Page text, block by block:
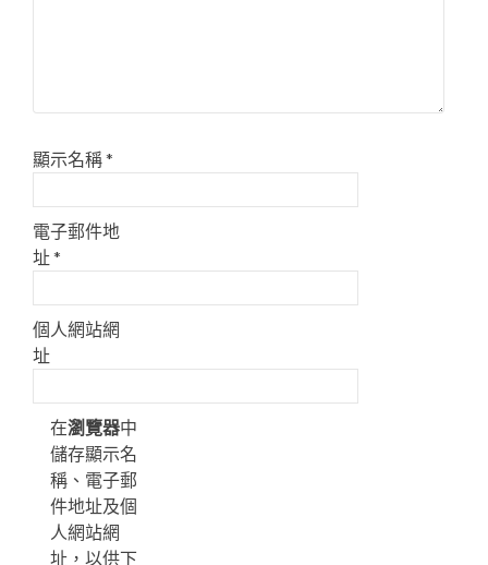
顯示名稱*
電子郵件地
址*
個人網站網
址
在瀏覽器中
儲存顯示名
稱、電子郵
件地址及個
人網站網
址，以供下